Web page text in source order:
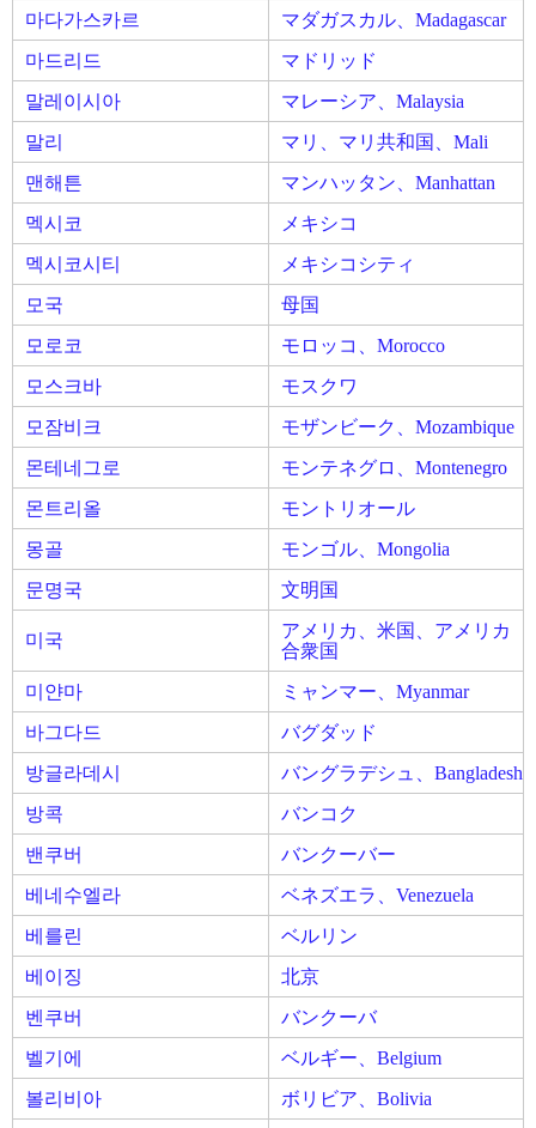
마다가스카르
マダガスカル、Madagascar
마드리드
マドリッド
말레이시아
マレーシア、Malaysia
말리
マリ、マリ共和国、Mali
맨해튼
マンハッタン、Manhattan
멕시코
メキシコ
멕시코시티
メキシコシティ
모국
母国
모로코
モロッコ、Morocco
모스크바
モスクワ
모잠비크
モザンビーク、Mozambique
몬테네그로
モンテネグロ、Montenegro
몬트리올
モントリオール
몽골
モンゴル、Mongolia
문명국
文明国
미국
アメリカ、米国、アメリカ
合衆国
미얀마
ミャンマー、Myanmar
바그다드
バグダッド
방글라데시
バングラデシュ、Bangladesh
방콕
バンコク
밴쿠버
バンクーバー
베네수엘라
ベネズエラ、Venezuela
베를린
ベルリン
베이징
北京
벤쿠버
バンクーバ
벨기에
ベルギー、Belgium
볼리비아
ボリビア、Bolivia